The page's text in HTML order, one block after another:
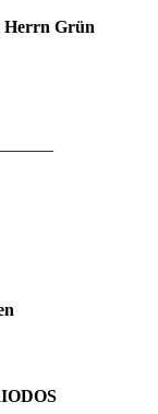
Herrn Grün